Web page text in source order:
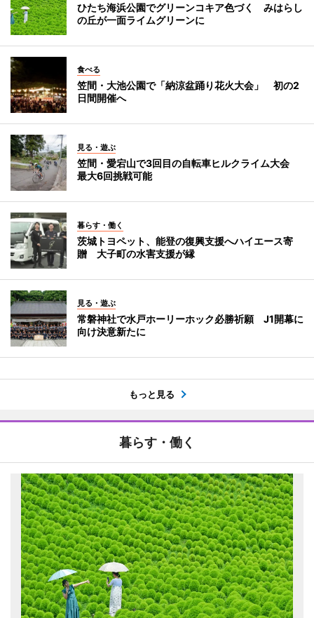
ひたち海浜公園でグリーンコキア色づく みはらし
の丘が一面ライムグリーンに
食べる
笠間・大池公園で「納涼盆踊り花火大会」 初の2
日間開催へ
見る・遊ぶ
笠間・愛宕山で3回目の自転車ヒルクライム大会
最大6回挑戦可能
暮らす・働く
茨城トヨペット、能登の復興支援へハイエース寄
贈 大子町の水害支援が縁
見る・遊ぶ
常磐神社で水戸ホーリーホック必勝祈願 J1開幕に
向け決意新たに
もっと見る
暮らす・働く